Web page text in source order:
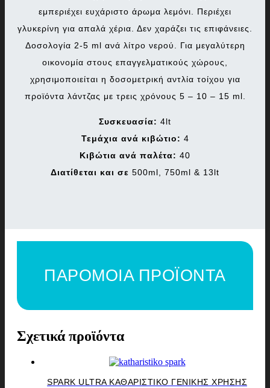
εμπεριέχει ευχάριστο άρωμα λεμόνι. Περιέχει
γλυκερίνη για απαλά χέρια. Δεν χαράζει τις επιφάνειες.
Δοσολογία 2-5 ml ανά λίτρο νερού. Για μεγαλύτερη
οικονομία στους επαγγελματικούς χώρους,
χρησιμοποιείται η δοσομετρική αντλία τοίχου για
προϊόντα λάντζας με τρεις χρόνους 5 – 10 – 15 ml.
Συσκευασία: 4lt
Τεμάχια ανά κιβώτιο: 4
Κιβώτια ανά παλέτα: 40
Διατίθεται και σε 500ml, 750ml & 13lt
ΠΑΡΟΜΟΙΑ ΠΡΟΪΟΝΤΑ
Σχετικά προϊόντα
SPARK ULTRA ΚΑΘΑΡΙΣΤΙΚΟ ΓΕΝΙΚΗΣ ΧΡΗΣΗΣ